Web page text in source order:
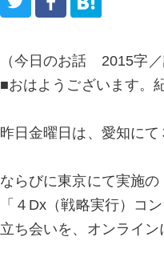
（今日のお話 2015字／
■おはようございます。
昨日金曜日は、愛知にて
ならびに東京にて実施の
「４Dx（戦略実行）コ
立ち会いを、オンライン